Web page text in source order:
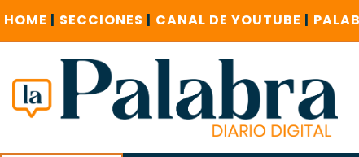
HOME | SECCIONES | CANAL DE YOUTUBE |